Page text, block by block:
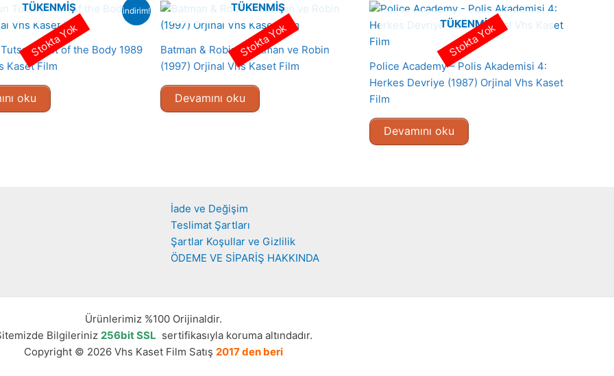
indirim!
TÜKENMIŞ
Out of the Body 1989
Kaset Film
oku
Stokta Yok
TÜKENMIŞ
Batman & Robin – Batman ve Robin
(1997) Orjinal Vhs Kaset Film
Devamını oku
Stokta Yok TÜKENMIŞ
Police Academy – Polis Akademisi 4:
Herkes Devriye (1987) Orjinal Vhs Kaset
Film
Devamını oku
Stokta Yok
İade ve Değişim
Teslimat Şartları
Şartlar Koşullar ve Gizlilik
ÖDEME VE SİPARİŞ HAKKINDA
Ürünlerimiz %100 Orijinaldir.
Bilgileriniz 256bit SSL sertifikasıyla koruma altındadır.
Copyright © 2026 Vhs Kaset Film Satış 2017 den beri